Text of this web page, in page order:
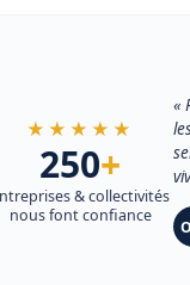
★★★★★
250+
& collectivités
nous font confiance
«